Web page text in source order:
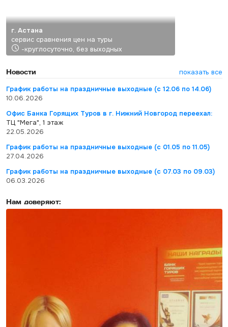
г. Астана
сервис сравнения цен на туры
-круглосуточно, без выходных
Новости
показать все
График работы на праздничные выходные (с 12.06 по 14.06)
10.06.2026
Офис Банка Горящих Туров в г. Нижний Новгород переехал:
ТЦ "Мега", 1 этаж
22.05.2026
График работы на праздничные выходные (с 01.05 по 11.05)
27.04.2026
График работы на праздничные выходные (с 07.03 по 09.03)
06.03.2026
Нам доверяют: